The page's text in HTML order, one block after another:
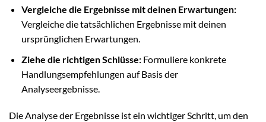
Vergleiche die Ergebnisse mit deinen Erwartungen:
Vergleiche die tatsächlichen Ergebnisse mit deinen
ursprünglichen Erwartungen.
Ziehe die richtigen Schlüsse:Formuliere konkrete
Handlungsempfehlungen auf Basis der
Analyseergebnisse.
Die Analyse der Ergebnisse ist ein wichtiger Schritt, um den